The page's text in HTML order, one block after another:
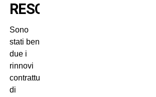
RESCISSIONE
Sono
stati ben
due i
rinnovi
contrattuale
di